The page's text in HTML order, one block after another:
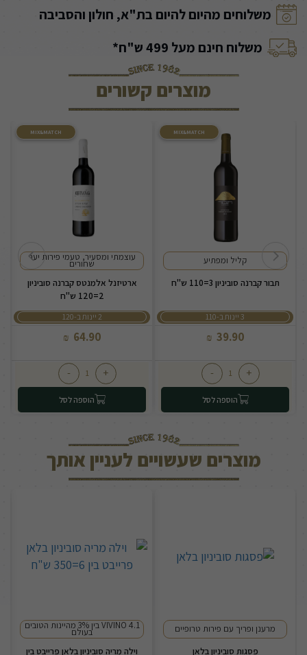
משלוחים מהיום להיום בת"א, חולון והסביבה
משלוח חינם מעל 499 ש"ח*
מוצרים קשורים
MIX&MATCH
קליל ומפתיע
תבור קברנה סוביניון 3=110 ש"ח
3 יינות ב-110
39.90
₪
+
-
הוספה לסל
MIX&MATCH
עוצמתי ומסעיר, טעמי פירות יער
שחורים
ארטיזנל אלמנטס קברנה סוביניון
2=120 ש"ח
2 יינות ב-120
64.90
₪
+
-
הוספה לסל
מוצרים שעשויים לעניין אותך
מרענן ופריך עם פירות טרופיים
פסגות סוביניון בלאן
4.1 VIVINO בין 3% מהיינות הטובים
בעולם
וילה מריה סוביניון בלאן פרייבט בין